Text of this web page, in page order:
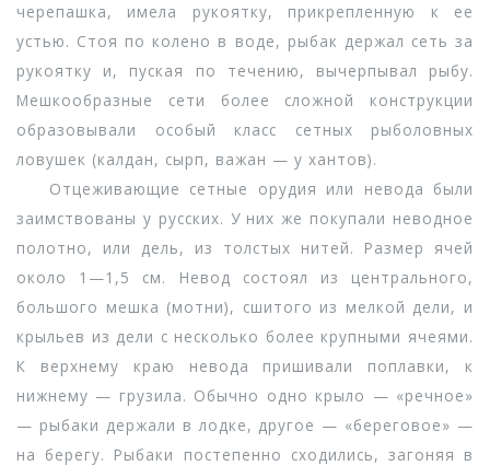
черепашка, имела рукоятку, прикрепленную к ее
устью. Стоя по колено в воде, рыбак держал сеть за
рукоятку и, пуская по течению, вычерпывал рыбу.
Мешкообразные сети более сложной конструкции
образовывали особый класс сетных рыболовных
ловушек (калдан, сырп, важан — у хантов).
Отцеживающие сетные орудия или невода были
заимствованы у русских. У них же покупали неводное
полотно, или дель, из толстых нитей. Размер ячей
около 1—1,5 см. Невод состоял из центрального,
большого мешка (мотни), сшитого из мелкой дели, и
крыльев из дели с несколько более крупными ячеями.
К верхнему краю невода пришивали поплавки, к
нижнему — грузила. Обычно одно крыло — «речное»
— рыбаки держали в лодке, другое — «береговое» —
на берегу. Рыбаки постепенно сходились, загоняя в